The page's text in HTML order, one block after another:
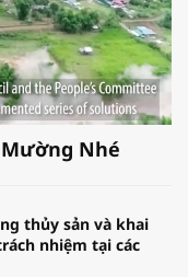
Nhé
thủy sản và khai
nhiệm tại các